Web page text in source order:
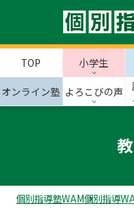
TOP 小学生
オンライン塾 よろこびの声
個別指導塾WAM個別指導